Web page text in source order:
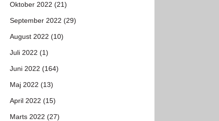
Oktober 2022 (21)
September 2022 (29)
August 2022 (10)
Juli 2022 (1)
Juni 2022 (164)
Maj 2022 (13)
April 2022 (15)
Marts 2022 (27)